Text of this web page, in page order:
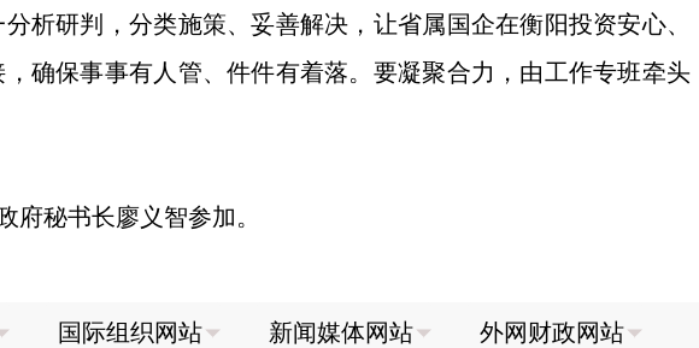
研判，分类施策、妥善解决，让省属国企在衡阳投资安心、
确保事事有人管、件件有着落。要凝聚合力，由工作专班牵头
秘书长廖义智参加。